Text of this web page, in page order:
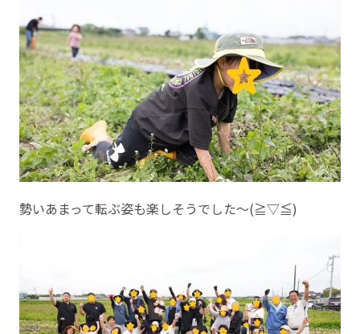
勢いあまって転ぶ姿も楽しそうでした～(≧▽≦)